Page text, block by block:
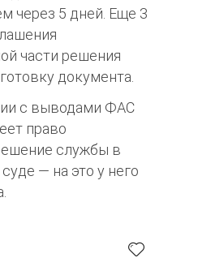
через 5 дней. Еще 3
части решения
документа.
с выводами ФАС
право
службы в
— на это у него